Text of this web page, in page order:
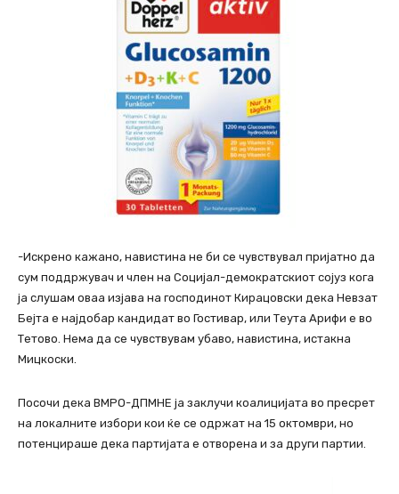
-Искрено кажано, навистина не би се чувствувал пријатно да
сум поддржувач и член на Социјал-демократскиот сојуз кога
ја слушам оваа изјава на господинот Кирацовски дека Невзат
Бејта е најдобар кандидат во Гостивар, или Теута Арифи е во
Тетово. Нема да се чувствувам убаво, навистина, истакна
Мицкоски.
Посочи дека ВМРО-ДПМНЕ ја заклучи коалицијата во пресрет
на локалните избори кои ќе се одржат на 15 октомври, но
потенцираше дека партијата е отворена и за други партии.